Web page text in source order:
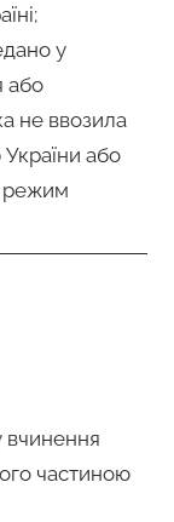
у
або
не ввозила
або
режим
вчинення
частиною